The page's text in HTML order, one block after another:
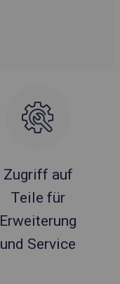
Zugriff auf
Teile für
Erweiterung
und Service